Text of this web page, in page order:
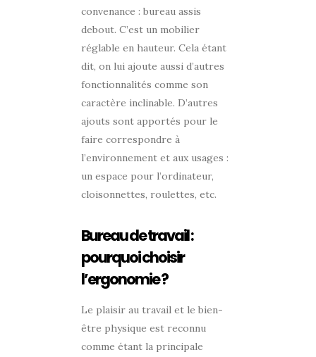
convenance : bureau assis
debout. C’est un mobilier
réglable en hauteur. Cela étant
dit, on lui ajoute aussi d’autres
fonctionnalités comme son
caractère inclinable. D’autres
ajouts sont apportés pour le
faire correspondre à
l’environnement et aux usages :
un espace pour l’ordinateur,
cloisonnettes, roulettes, etc.
Bureau de travail :
pourquoi choisir
l’ergonomie ?
Le plaisir au travail et le bien-
être physique est reconnu
comme étant la principale